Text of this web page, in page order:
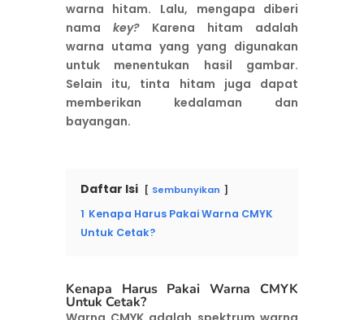
warna hitam. Lalu, mengapa diberi
nama key?Karena hitam adalah
warna utama yang yang digunakan
untuk menentukan hasil gambar.
Selain itu, tinta hitam juga dapat
memberikan kedalaman dan
bayangan.
Daftar Isi Sembunyikan
1 Kenapa Harus Pakai Warna CMYK
Untuk Cetak?
Kenapa Harus Pakai Warna CMYK
Untuk Cetak?